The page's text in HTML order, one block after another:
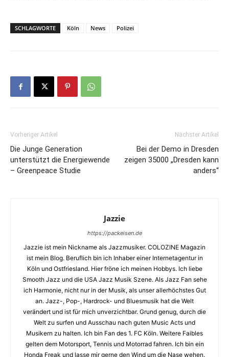
SCHLAGWORTE Köln News Polizei
Vorheriger Artikel
Die Junge Generation
unterstützt die Energiewende
– Greenpeace Studie
Nächster Artikel
Bei der Demo in Dresden
zeigen 35000 „Dresden kann
anders“
Jazzie
https://packeisen.de
Jazzie ist mein Nickname als Jazzmusiker. COLOZINE Magazin
ist mein Blog. Beruflich bin ich Inhaber einer Internetagentur in
Köln und Ostfriesland. Hier fröne ich meinen Hobbys. Ich liebe
Smooth Jazz und die USA Jazz Musik Szene. Als Jazz Fan sehe
ich Harmonie, nicht nur in der Musik, als unser allerhöchstes Gut
an. Jazz-, Pop-, Hardrock- und Bluesmusik hat die Welt
verändert und ist für mich unverzichtbar. Grund genug, durch die
Welt zu surfen und Ausschau nach guten Music Acts und
Musikern zu halten. Ich bin Fan des 1. FC Köln. Weitere Faibles
gelten dem Motorsport, Tennis und Motorrad fahren. Ich bin ein
Honda Freak und lasse mir gerne den Wind um die Nase wehen.